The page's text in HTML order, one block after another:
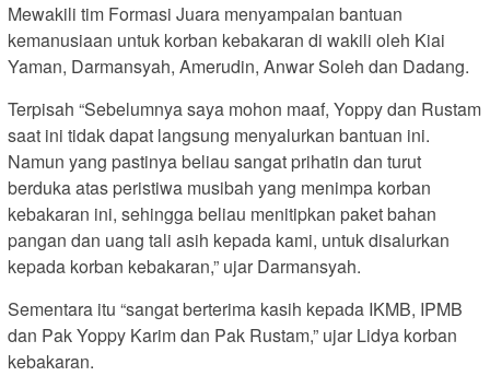
Mewakili tim Formasi Juara menyampaian bantuan
kemanusiaan untuk korban kebakaran di wakili oleh Kiai
Yaman, Darmansyah, Amerudin, Anwar Soleh dan Dadang.
Terpisah “Sebelumnya saya mohon maaf, Yoppy dan Rustam
saat ini tidak dapat langsung menyalurkan bantuan ini.
Namun yang pastinya beliau sangat prihatin dan turut
berduka atas peristiwa musibah yang menimpa korban
kebakaran ini, sehingga beliau menitipkan paket bahan
pangan dan uang tali asih kepada kami, untuk disalurkan
kepada korban kebakaran,” ujar Darmansyah.
Sementara itu “sangat berterima kasih kepada IKMB, IPMB
dan Pak Yoppy Karim dan Pak Rustam,” ujar Lidya korban
kebakaran.